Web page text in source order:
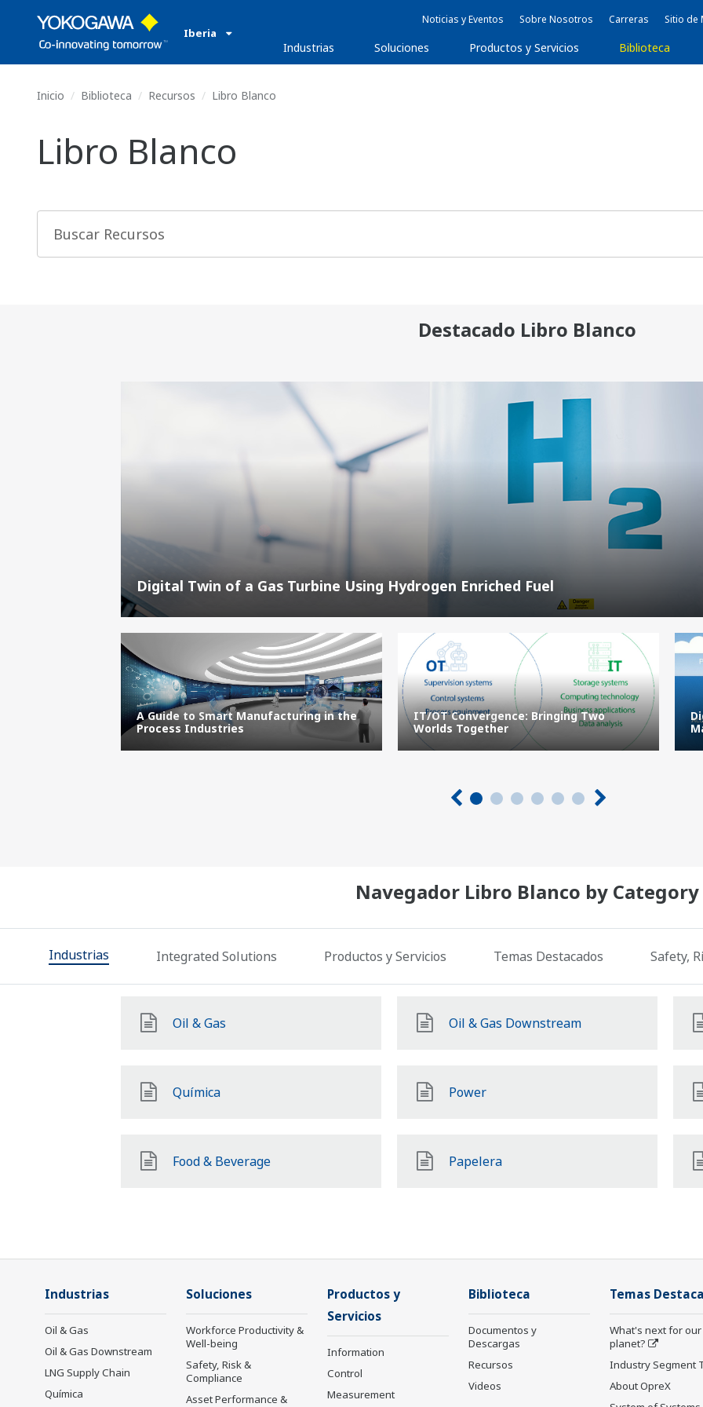
Iberia
Noticias y Eventos Sobre Nosotros Carreras Sitio de
Industrias Soluciones Productos y Servicios Biblioteca
Inicio Biblioteca Recursos Libro Blanco
Libro Blanco
Destacado Libro Blanco
Digital Twin of a Gas Turbine Using Hydrogen Enriched Fuel
A Guide to Smart Manufacturing in the
Process Industries
IT/OT Convergence: Bringing Two
Worlds Together
Navegador Libro Blanco by Category
Industrias Integrated Solutions Productos y Servicios Temas Destacados Safety,
Oil & Gas Oil & Gas Downstream
Química Power
Food & Beverage Papelera
Industrias
Oil & Gas
Oil & Gas Downstream
LNG Supply Chain
Química
Soluciones
Workforce Productivity &
Well-being
Safety, Risk &
Compliance
Asset Performance &
Productos y
Servicios
Information
Control
Measurement
Biblioteca
Documentos y
Descargas
Recursos
Videos
Temas
What's next for our
planet?
Industry Segment
About OpreX